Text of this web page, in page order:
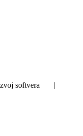
razvoj softvera |